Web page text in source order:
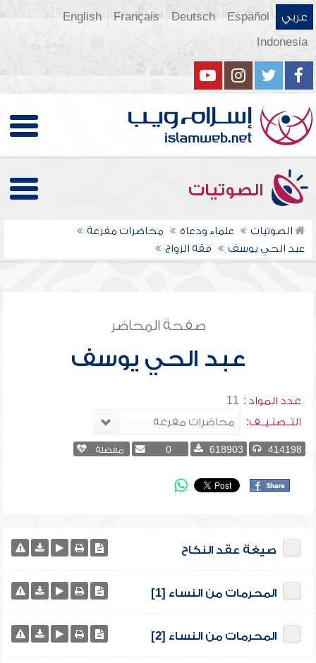
عربي Español
Deutsch
Français
English
Indonesia
الصوتيات
الصوتيات علماء ودعاة
محاضرات مفرغة
عبد الحي يوسف
فقه الزواج
صفحة المحاضر
عبد الحي يوسف
عدد المواد : 11
التــصنـيــف:
414198
618903
0 مفضلة
صيغة عقد النكاح
المحرمات من النساء [1]
المحرمات من النساء [2]